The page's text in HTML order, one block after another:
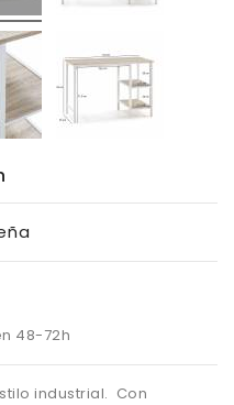
48-72h
industrial. Con